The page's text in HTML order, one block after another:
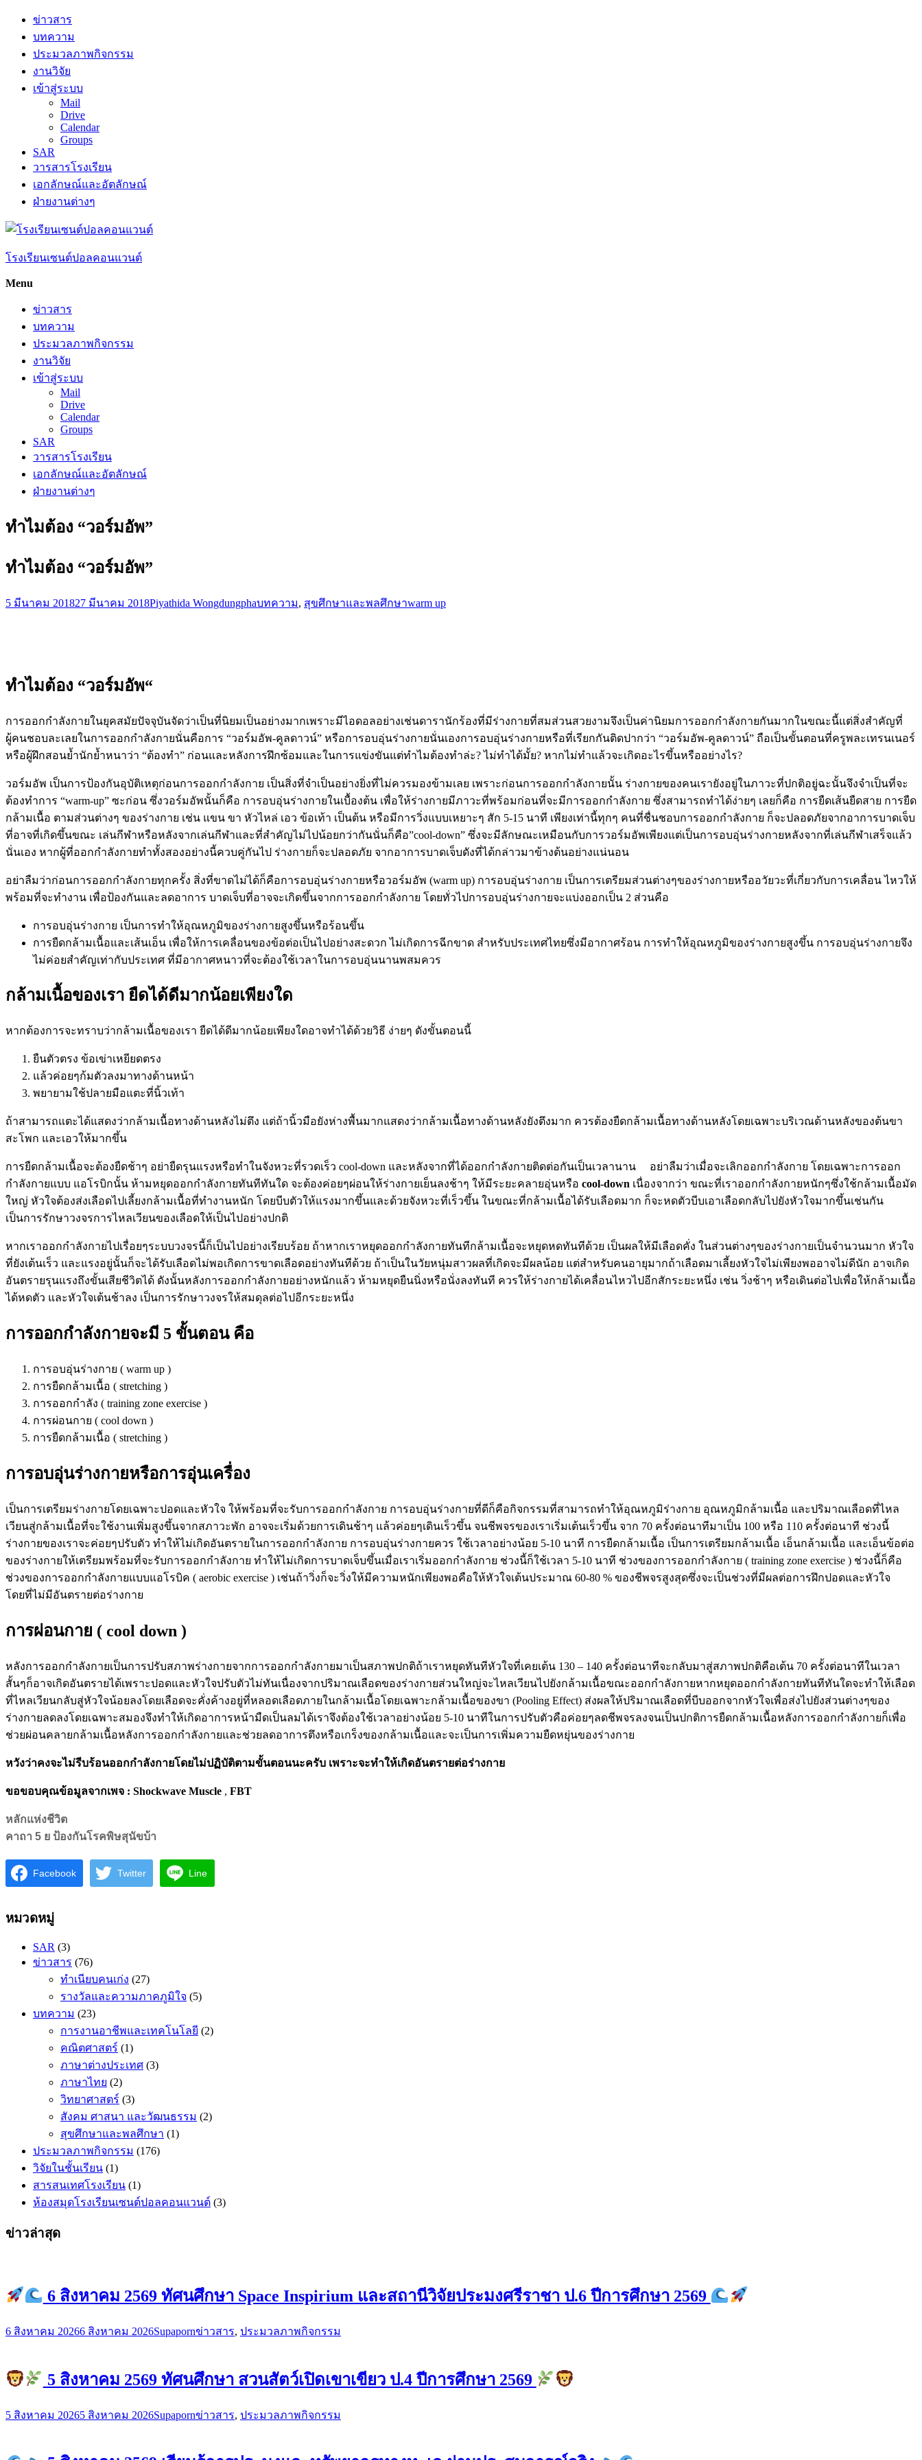
Skip
content
ข่าวสาร
บทความ
ประมวลภาพกิจกรรม
งานวิจัย
เข้าสู่ระบบ
Mail
Drive
Calendar
Groups
SAR
วารสารโรงเรียน
เอกลักษณ์และอัตลักษณ์
ฝ่ายงานต่างๆ
โรงเรียนเซนต์ปอลคอนแวนต์
Menu
ข่าวสาร
บทความ
ประมวลภาพกิจกรรม
งานวิจัย
เข้าสู่ระบบ
Mail
Drive
Calendar
Groups
SAR
วารสารโรงเรียน
เอกลักษณ์และอัตลักษณ์
ฝ่ายงานต่างๆ
ทำไมต้อง “วอร์มอัพ”
ทำไมต้อง “วอร์มอัพ”
5 มีนาคม 201827 มีนาคม 2018Piyathida Wongdungphaบทความ, สุขศึกษาและพลศึกษาwarm up
ทำไมต้อง “วอร์มอัพ“
การออกกำลังกายในยุคสมัยปัจจุบันจัดว่าเป็นที่นิยมเป็นอย่างมากเพราะมีไอดอลอย่างเช่นดารานักร้องที่มีร่างกายที่สมส่วนสวยงามจึงเป็นค่านิยมการออกกำลังกายกันมากในขณะนี้แต่สิ่งสำคัญที่
ผู้คนชอบละเลยในการออกกำลังกายนั่นคือการ “วอร์มอัพ-คูลดาวน์” หรือการอบอุ่นร่างกายนั่นเองการอบอุ่นร่างกายหรือที่เรียกกันติดปากว่า “วอร์มอัพ-คูลดาวน์” ถือเป็นขั้นตอนที่ครูพละเทรนเนอร์
หรือผู้ฝึกสอนย้ำนักย้ำหนาว่า “ต้องทำ” ก่อนและหลังการฝึกซ้อมและในการแข่งขันแต่ทำไมต้องทำล่ะ? ไม่ทำได้มั้ย? หากไม่ทำแล้วจะเกิดอะไรขึ้นหรืออย่างไร?
วอร์มอัพ เป็นการป้องกันอุบัติเหตุก่อนการออกกำลังกาย เป็นสิ่งที่จำเป็นอย่างยิ่งที่ไม่ควรมองข้ามเลย เพราะก่อนการออกกำลังกายนั้น ร่างกายของคนเรายังอยู่ในภาวะที่ปกติอยู่ฉะนั้นจึงจำเป็นที่จะ
ต้องทำการ “warm-up” ซะก่อน ซึ่งวอร์มอัพนั้นก็คือ การอบอุ่นร่างกายในเบื้องต้น เพื่อให้ร่างกายมีภาวะที่พร้อมก่อนที่จะมีการออกกำลังกาย ซึ่งสามารถทำได้ง่ายๆ เลยก็คือ การยืดเส้นยืดสาย การยืด
กล้ามเนื้อ ตามส่วนต่างๆ ของร่างกาย เช่น แขน ขา หัวไหล่ เอว ข้อเท้า เป็นต้น หรือมีการวิ่งแบบเหยาะๆ สัก 5-15 นาที เพียงเท่านี้ทุกๆ คนที่ชื่นชอบการออกกำลังกาย ก็จะปลอดภัยจากอาการบาดเจ็บ
ที่อาจที่เกิดขึ้นขณะ เล่นกีฬาหรือหลังจากเล่นกีฬาและที่สำคัญไม่ไปน้อยกว่ากันนั่นก็คือ”cool-down” ซึ่งจะมีลักษณะเหมือนกับการวอร์มอัพเพียงแต่เป็นการอบอุ่นร่างกายหลังจากที่เล่นกีฬาเสร็จแล้ว
นั่นเอง หากผู้ที่ออกกำลังกายทำทั้งสองอย่างนี้ควบคู่กันไป ร่างกายก็จะปลอดภัย จากอาการบาดเจ็บดังที่ได้กล่าวมาข้างต้นอย่างแน่นอน
อย่าลืมว่าก่อนการออกกำลังกายทุกครั้ง สิ่งที่ขาดไม่ได้ก็คือการอบอุ่นร่างกายหรือวอร์มอัพ (warm up) การอบอุ่นร่างกาย เป็นการเตรียมส่วนต่างๆของร่างกายหรืออวัยวะที่เกี่ยวกับการเคลื่อน ไหวให้
พร้อมที่จะทำงาน เพื่อป้องกันและลดอาการ บาดเจ็บที่อาจจะเกิดขึ้นจากการออกกำลังกาย โดยทั่วไปการอบอุ่นร่างกายจะแบ่งออกเป็น 2 ส่วนคือ
การอบอุ่นร่างกาย เป็นการทำให้อุณหภูมิของร่างกายสูงขึ้นหรือร้อนขึ้น
การยืดกล้ามเนื้อและเส้นเอ็น เพื่อให้การเคลื่อนของข้อต่อเป็นไปอย่างสะดวก ไม่เกิดการฉีกขาด สำหรับประเทศไทยซึ่งมีอากาศร้อน การทำให้อุณหภูมิของร่างกายสูงขึ้น การอบอุ่นร่างกายจึง
ไม่ค่อยสำคัญเท่ากับประเทศ ที่มีอากาศหนาวที่จะต้องใช้เวลาในการอบอุ่นนานพสมควร
กล้ามเนื้อของเรา ยืดได้ดีมากน้อยเพียงใด
หากต้องการจะทราบว่ากล้ามเนื้อของเรา ยืดได้ดีมากน้อยเพียงใดอาจทำได้ด้วยวิธี ง่ายๆ ดังขั้นตอนนี้
ยืนตัวตรง ข้อเข่าเหยียดตรง
แล้วค่อยๆก้มตัวลงมาทางด้านหน้า
พยายามใช้ปลายมือแตะที่นิ้วเท้า
ถ้าสามารถแตะได้แสดงว่ากล้ามเนื้อทางด้านหลังไม่ตึง แต่ถ้านิ้วมือยังห่างพื้นมากแสดงว่ากล้ามเนื้อทางด้านหลังยังตึงมาก ควรต้องยืดกล้ามเนื้อทางด้านหลังโดยเฉพาะบริเวณด้านหลังของต้นขา
สะโพก และเอวให้มากขึ้น
การยืดกล้ามเนื้อจะต้องยืดช้าๆ อย่ายืดรุนแรงหรือทำในจังหวะที่รวดเร็ว cool-down และหลังจากที่ได้ออกกำลังกายติดต่อกันเป็นเวลานาน อย่าลืมว่าเมื่อจะเลิกออกกำลังกาย โดยเฉพาะการออก
กำลังกายแบบ แอโรบิกนั้น ห้ามหยุดออกกำลังกายทันทีทันใด จะต้องค่อยๆผ่อนให้ร่างกายเย็นลงช้าๆ ให้มีระยะคลายอุ่นหรือ cool-down เนื่องจากว่า ขณะที่เราออกกำลังกายหนักๆซึ่งใช้กล้ามเนื้อมัด
ใหญ่ หัวใจต้องส่งเลือดไปเลี้ยงกล้ามเนื้อที่ทำงานหนัก โดยบีบตัวให้แรงมากขึ้นและด้วยจังหวะที่เร็วขึ้น ในขณะที่กล้ามเนื้อได้รับเลือดมาก ก็จะหดตัวบีบเอาเลือดกลับไปยังหัวใจมากขึ้นเช่นกัน
เป็นการรักษาวงจรการไหลเวียนของเลือดให้เป็นไปอย่างปกติ
หากเราออกกำลังกายไปเรื่อยๆระบบวงจรนี้ก็เป็นไปอย่างเรียบร้อย ถ้าหากเราหยุดออกกำลังกายทันทีกล้ามเนื้อจะหยุดหดทันทีด้วย เป็นผลให้มีเลือดคั่ง ในส่วนต่างๆของร่างกายเป็นจำนวนมาก หัวใจ
ที่ยังเต้นเร็ว และแรงอยู่นั้นก็จะได้รับเลือดไม่พอเกิดการขาดเลือดอย่างทันทีด้วย ถ้าเป็นในวัยหนุ่มสาวผลที่เกิดจะมีผลน้อย แต่สำหรับคนอายุมากถ้าเลือดมาเลี้ยงหัวใจไม่เพียงพออาจไม่ดีนัก อาจเกิด
อันตรายรุนแรงถึงขั้นเสียชีวิตได้ ดังนั้นหลังการออกกำลังกายอย่างหนักแล้ว ห้ามหยุดยืนนิ่งหรือนั่งลงทันที ควรให้ร่างกายได้เคลื่อนไหวไปอีกสักระยะหนึ่ง เช่น วิ่งช้าๆ หรือเดินต่อไปเพื่อให้กล้ามเนื้อ
ได้หดตัว และหัวใจเต้นช้าลง เป็นการรักษาวงจรให้สมดุลต่อไปอีกระยะหนึ่ง
การออกกำลังกายจะมี 5 ขั้นตอน คือ
การอบอุ่นร่างกาย ( warm up )
การยืดกล้ามเนื้อ ( stretching )
การออกกำลัง ( training zone exercise )
การผ่อนกาย ( cool down )
การยืดกล้ามเนื้อ ( stretching )
การอบอุ่นร่างกายหรือการอุ่นเครื่อง
เป็นการเตรียมร่างกายโดยเฉพาะปอดและหัวใจ ให้พร้อมที่จะรับการออกกำลังกาย การอบอุ่นร่างกายที่ดีก็คือกิจกรรมที่สามารถทำให้อุณหภูมิร่างกาย อุณหภูมิกล้ามเนื้อ และปริมาณเลือดที่ไหล
เวียนสู่กล้ามเนื้อที่จะใช้งานเพิ่มสูงขึ้นจากสภาวะพัก อาจจะเริ่มด้วยการเดินช้าๆ แล้วค่อยๆเดินเร็วขึ้น จนชีพจรของเราเริ่มเต้นเร็วขึ้น จาก 70 ครั้งต่อนาทีมาเป็น 100 หรือ 110 ครั้งต่อนาที ช่วงนี้
ร่างกายของเราจะค่อยๆปรับตัว ทำให้ไม่เกิดอันตรายในการออกกำลังกาย การอบอุ่นร่างกายควร ใช้เวลาอย่างน้อย 5-10 นาที การยืดกล้ามเนื้อ เป็นการเตรียมกล้ามเนื้อ เอ็นกล้ามเนื้อ และเอ็นข้อต่อ
ของร่างกายให้เตรียมพร้อมที่จะรับการออกกำลังกาย ทำให้ไม่เกิดการบาดเจ็บขึ้นเมื่อเราเริ่มออกกำลังกาย ช่วงนี้ก็ใช้เวลา 5-10 นาที ช่วงของการออกกำลังกาย ( training zone exercise ) ช่วงนี้ก็คือ
ช่วงของการออกกำลังกายแบบแอโรบิค ( aerobic exercise ) เช่นถ้าวิ่งก็จะวิ่งให้มีความหนักเพียงพอคือให้หัวใจเต้นประมาณ 60-80 % ของชีพจรสูงสุดซึ่งจะเป็นช่วงที่มีผลต่อการฝึกปอดและหัวใจ
โดยที่ไม่มีอันตรายต่อร่างกาย
การผ่อนกาย ( cool down )
หลังการออกกำลังกายเป็นการปรับสภาพร่างกายจากการออกกำลังกายมาเป็นสภาพปกติถ้าเราหยุดทันทีหัวใจที่เคยเต้น 130 – 140 ครั้งต่อนาทีจะกลับมาสู่สภาพปกติคือเต้น 70 ครั้งต่อนาทีในเวลา
สั้นๆก็อาจเกิดอันตรายได้เพราะปอดและหัวใจปรับตัวไม่ทันเนื่องจากปริมาณเลือดของร่างกายส่วนใหญ่จะไหลเวียนไปยังกล้ามเนื้อขณะออกกำลังกายหากหยุดออกกำลังกายทันทีทันใดจะทำให้เลือด
ที่ไหลเวียนกลับสู่หัวใจน้อยลงโดยเลือดจะคั่งค้างอยู่ที่หลอดเลือดภายในกล้ามเนื้อโดยเฉพาะกล้ามเนื้อของขา (Pooling Effect) ส่งผลให้ปริมาณเลือดที่บีบออกจากหัวใจเพื่อส่งไปยังส่วนต่างๆของ
ร่างกายลดลงโดยเฉพาะสมองจึงทำให้เกิดอาการหน้ามืดเป็นลมได้เราจึงต้องใช้เวลาอย่างน้อย 5-10 นาทีในการปรับตัวคือค่อยๆลดชีพจรลงจนเป็นปกติการยืดกล้ามเนื้อหลังการออกกำลังกายก็เพื่อ
ช่วยผ่อนคลายกล้ามเนื้อหลังการออกกำลังกายและช่วยลดอาการตึงหรือเกร็งของกล้ามเนื้อและจะเป็นการเพิ่มความยืดหยุ่นของร่างกาย
หวังว่าคงจะไม่รีบร้อนออกกำลังกายโดยไม่ปฏิบัติตามขั้นตอนนะครับ เพราะจะทำให้เกิดอันตรายต่อร่างกาย
ขอขอบคุณข้อมูลจากเพจ : Shockwave Muscle , FBT
หลักแห่งชีวิต
คาถา 5 ย ป้องกันโรคพิษสุนัขบ้า
Facebook Twitter Line
หมวดหมู่
SAR (3)
ข่าวสาร (76)
ทำเนียบคนเก่ง (27)
รางวัลและความภาคภูมิใจ (5)
บทความ (23)
การงานอาชีพและเทคโนโลยี (2)
คณิตศาสตร​์ (1)
ภาษาต่างประเทศ (3)
ภาษาไทย (2)
วิทยาศาสตร์ (3)
สังคม ศาสนา และวัฒนธรรม (2)
สุขศึกษาและพลศึกษา (1)
ประมวลภาพกิจกรรม (176)
วิจัยในชั้นเรียน (1)
สารสนเทศโรงเรียน (1)
ห้องสมุดโรงเรียนเซนต์ปอลคอนแวนต์ (3)
ข่าวล่าสุด
6 สิงหาคม 2569 ทัศนศึกษา Space Inspirium และสถานีวิจัยประมงศรีราชา ป.6 ปีการศึกษา 2569
6 สิงหาคม 20266 สิงหาคม 2026Supapornข่าวสาร, ประมวลภาพกิจกรรม
5 สิงหาคม 2569 ทัศนศึกษา สวนสัตว์เปิดเขาเขียว ป.4 ปีการศึกษา 2569
5 สิงหาคม 20265 สิงหาคม 2026Supapornข่าวสาร, ประมวลภาพกิจกรรม